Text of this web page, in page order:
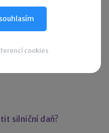
naleznete
silniční daň?
cookies